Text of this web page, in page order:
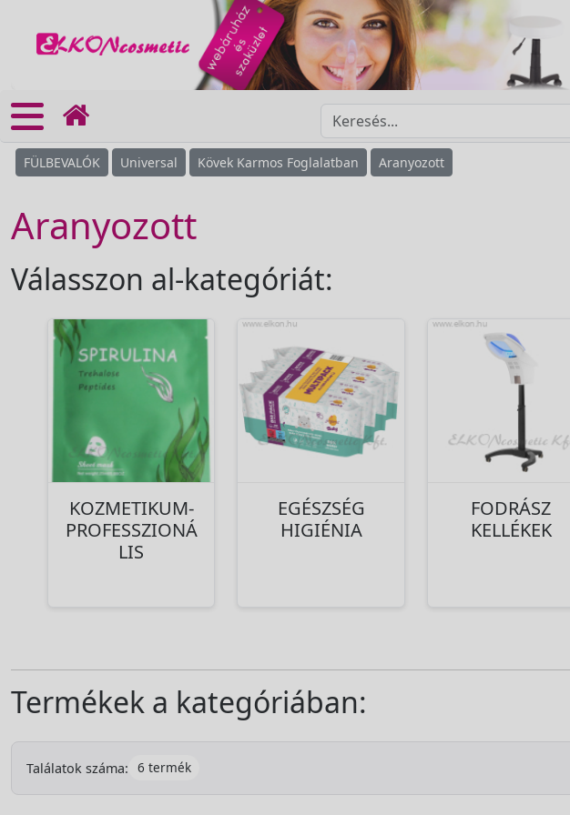
FÜLBEVALÓK Universal Kövek Karmos Foglalatban Aranyozott
Aranyozott
Válasszon al-kategóriát:
KOZMETIKUM-
PROFESSZIONÁ
LIS
EGÉSZSÉG
HIGIÉNIA
FODRÁSZ
KELLÉKEK
Termékek a kategóriában:
Találatok száma: 6 termék